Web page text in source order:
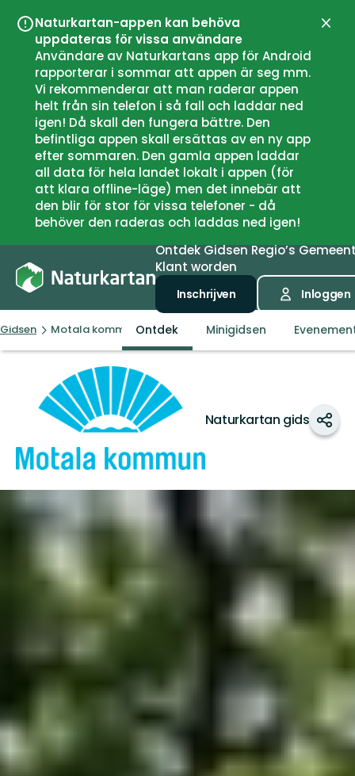
Naturkartan-appen kan behöva
uppdateras för vissa användare
Användare av Naturkartans app för Android
rapporterar i sommar att appen är seg mm.
Vi rekommenderar att man raderar appen
helt från sin telefon i så fall och laddar ned
igen! Då skall den fungera bättre. Den
befintliga appen skall ersättas av en ny app
efter sommaren. Den gamla appen laddar
all data för hela landet lokalt i appen (för
att klara offline-läge) men det innebär att
den blir för stor för vissa telefoner - då
behöver den raderas och laddas ned igen!
OntdekGidsenRegio’s
Klant worden
Inschrijven Inloggen
Gidsen Motala kommunOntdek Minigidsen
Naturkartan gids